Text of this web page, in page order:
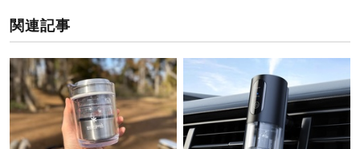
関連記事